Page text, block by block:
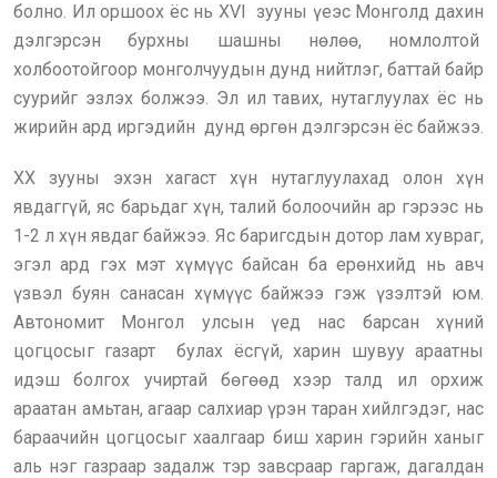
болно. Ил оршоох ёс нь XVI зууны үеэс Монголд дахин
дэлгэрсэн бурхны шашны нөлөө, номлолтой
холбоотойгоор монголчуудын дунд нийтлэг, баттай байр
суурийг эзлэх болжээ. Эл ил тавих, нутаглуулах ёс нь
жирийн ард иргэдийн дунд өргөн дэлгэрсэн ёс байжээ.
XX зууны эхэн хагаст хүн нутаглуулахад олон хүн
явдаггүй, яс барьдаг хүн, талий болоочийн ар гэрээс нь
1-2 л хүн явдаг байжээ. Яс баригсдын дотор лам хувраг,
эгэл ард гэх мэт хүмүүс байсан ба ерөнхийд нь авч
үзвэл буян санасан хүмүүс байжээ гэж үзэлтэй юм.
Автономит Монгол улсын үед нас барсан хүний
цогцосыг газарт булах ёсгүй, харин шувуу араатны
идэш болгох учиртай бөгөөд хээр талд ил орхиж
араатан амьтан, агаар салхиар үрэн таран хийлгэдэг, нас
бараачийн цогцосыг хаалгаар биш харин гэрийн ханыг
аль нэг газраар задалж тэр завсраар гаргаж, дагалдан